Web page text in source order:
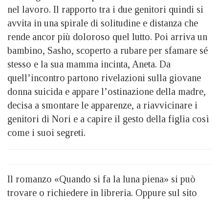
nel lavoro. Il rapporto tra i due genitori quindi si
avvita in una spirale di solitudine e distanza che
rende ancor più doloroso quel lutto. Poi arriva un
bambino, Sasho, scoperto a rubare per sfamare sé
stesso e la sua mamma incinta, Aneta. Da
quell’incontro partono rivelazioni sulla giovane
donna suicida e appare l’ostinazione della madre,
decisa a smontare le apparenze, a riavvicinare i
genitori di Nori e a capire il gesto della figlia così
come i suoi segreti.
Il romanzo «Quando si fa la luna piena» si può
trovare o richiedere in libreria. Oppure sul sito